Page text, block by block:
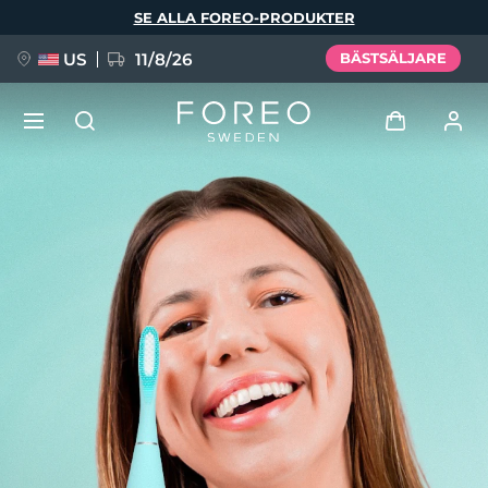
SE ALLA FOREO-PRODUKTER
US 11/8/26 BÄSTSÄLJARE
Användarprofil
Mina enheter
Mina beställningar
Mina adresser
Mina prenumerationer
FAQ™ Pure Beauty-Tech Elixir
BREAKING NEWS
issa™ Teeth Whitening Set
Deutsch
Español
Français
Italiano
Português
Svenska
Русский
简体中文 繁體中文